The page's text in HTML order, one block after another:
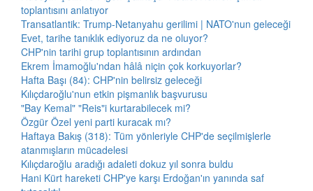
toplantısını anlatıyor
Transatlantik: Trump-Netanyahu gerilimi | NATO'nun geleceği
Evet, tarihe tanıklık ediyoruz da ne oluyor?
CHP'nin tarihi grup toplantısının ardından
Ekrem İmamoğlu'ndan hâlâ niçin çok korkuyorlar?
Hafta Başı (84): CHP'nin belirsiz geleceği
Kılıçdaroğlu'nun etkin pişmanlık başvurusu
"Bay Kemal" "Reis"i kurtarabilecek mi?
Özgür Özel yeni parti kuracak mı?
Haftaya Bakış (318): Tüm yönleriyle CHP'de seçilmişlerle
atanmışların mücadelesi
Kılıçdaroğlu aradığı adaleti dokuz yıl sonra buldu
Hani Kürt hareketi CHP'ye karşı Erdoğan'ın yanında saf